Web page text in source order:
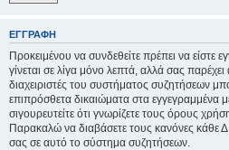
ΕΓΓΡΑΦΉ
Προκειμένου να συνδεθείτε πρέπει να είστε
γίνεται σε λίγα μόνο λεπτά, αλλά σας
διαχειριστές του συστήματος συζητήσεων
επιπρόσθετα δικαιώματα στα εγγεγραμμένα
σιγουρευτείτε ότι γνωρίζετε τους όρους
Παρακαλώ να διαβάσετε τους κανόνες κάθε
σας σε αυτό το σύστημα συζητήσεων.